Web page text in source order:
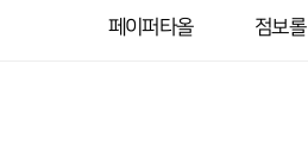
페이퍼타올 점보롤